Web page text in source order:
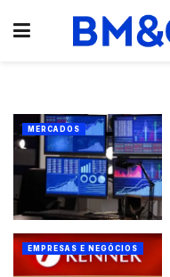
MERCADOS
EMPRESAS E NEGÓCIOS